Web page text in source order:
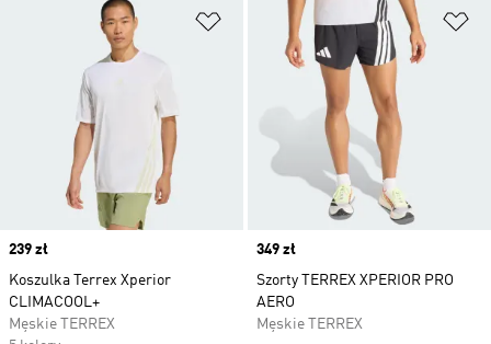
Dodaj do listy życzeń
Price
239 zł
Koszulka Terrex Xperior
CLIMACOOL+
Męskie TERREX
Price
349 zł
Szorty TERREX XPERIOR PRO
AERO
Męskie TERREX